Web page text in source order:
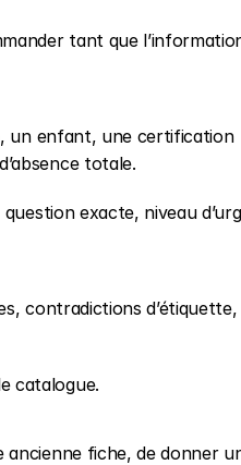
tant que
un enfant, une certification
totale.
exacte, niveau
contradictions d’étiquette,
catalogue.
ancienne fiche, de donner